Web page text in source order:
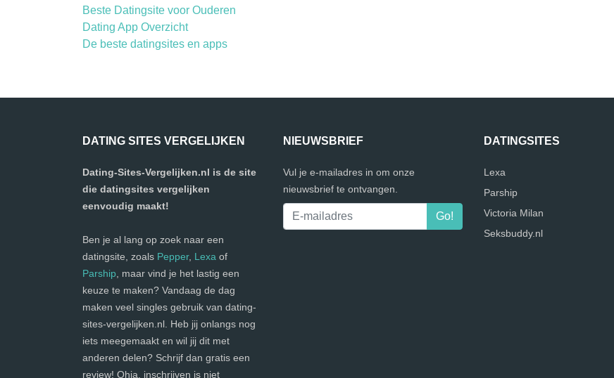
Beste Datingsite voor Ouderen
Dating App Overzicht
De beste datingsites en apps
DATING SITES VERGELIJKEN
Dating-Sites-Vergelijken.nl is de site
die datingsites vergelijken
eenvoudig maakt!
Ben je al lang op zoek naar een
datingsite, zoals Pepper, Lexa of
Parship , maar vind je het lastig een
keuze te maken? Vandaag de dag
maken veel singles gebruik van dating-
sites-vergelijken.nl. Heb jij onlangs nog
iets meegemaakt en wil jij dit met
anderen delen? Schrijf dan gratis een
review! Ohja, inschrijven is niet
NIEUWSBRIEF
Vul je e-mailadres in om onze
nieuwsbrief te ontvangen.
DATINGSITES
Lexa
Parship
Victoria Milan
Seksbuddy.nl